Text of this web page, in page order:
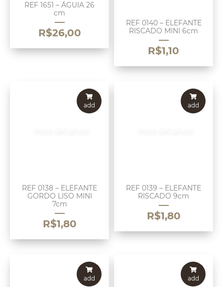
REF 1651 – ÁGUIA 26
cm
R$26,00
REF 0140 – ELEFANTE
RISCADO MINI 6cm
R$1,10
REF 0138 – ELEFANTE
GORDO LISO MINI
7cm
R$1,80
add
REF 0139 – ELEFANTE
RISCADO 9cm
R$1,80
add
add add